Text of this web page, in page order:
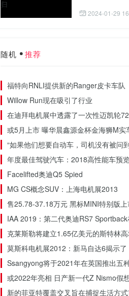
2024-01-29
随机 推荐
福特向RNLI提供新的Ranger皮卡车队
Willow Run现在吸引了行业
在迪拜电机展中透露了一次性迈凯轮
或5月上市 曝华晨鑫源金杯金海狮M实
“如果他们想要自动车，司机没有被问
年度最佳驾驶汽车：2018高性能车预
Facelifted奥迪Q5 Spied
MG CS概念SUV：上海电机展2013
售25.78-37.18万元 黑标MINI特别版
IAA 2019：第二代奥迪RS7 Sportback
克莱斯勒将建立1.65亿美元的斯特林高
莫斯科电机展2012：新马自达6揭示了
Ssangyong将于2021年在英国推出五
或2022年亮相 日产新一代Z Nismo假
新的菲亚特覆盖交叉旨在捕捉生活方